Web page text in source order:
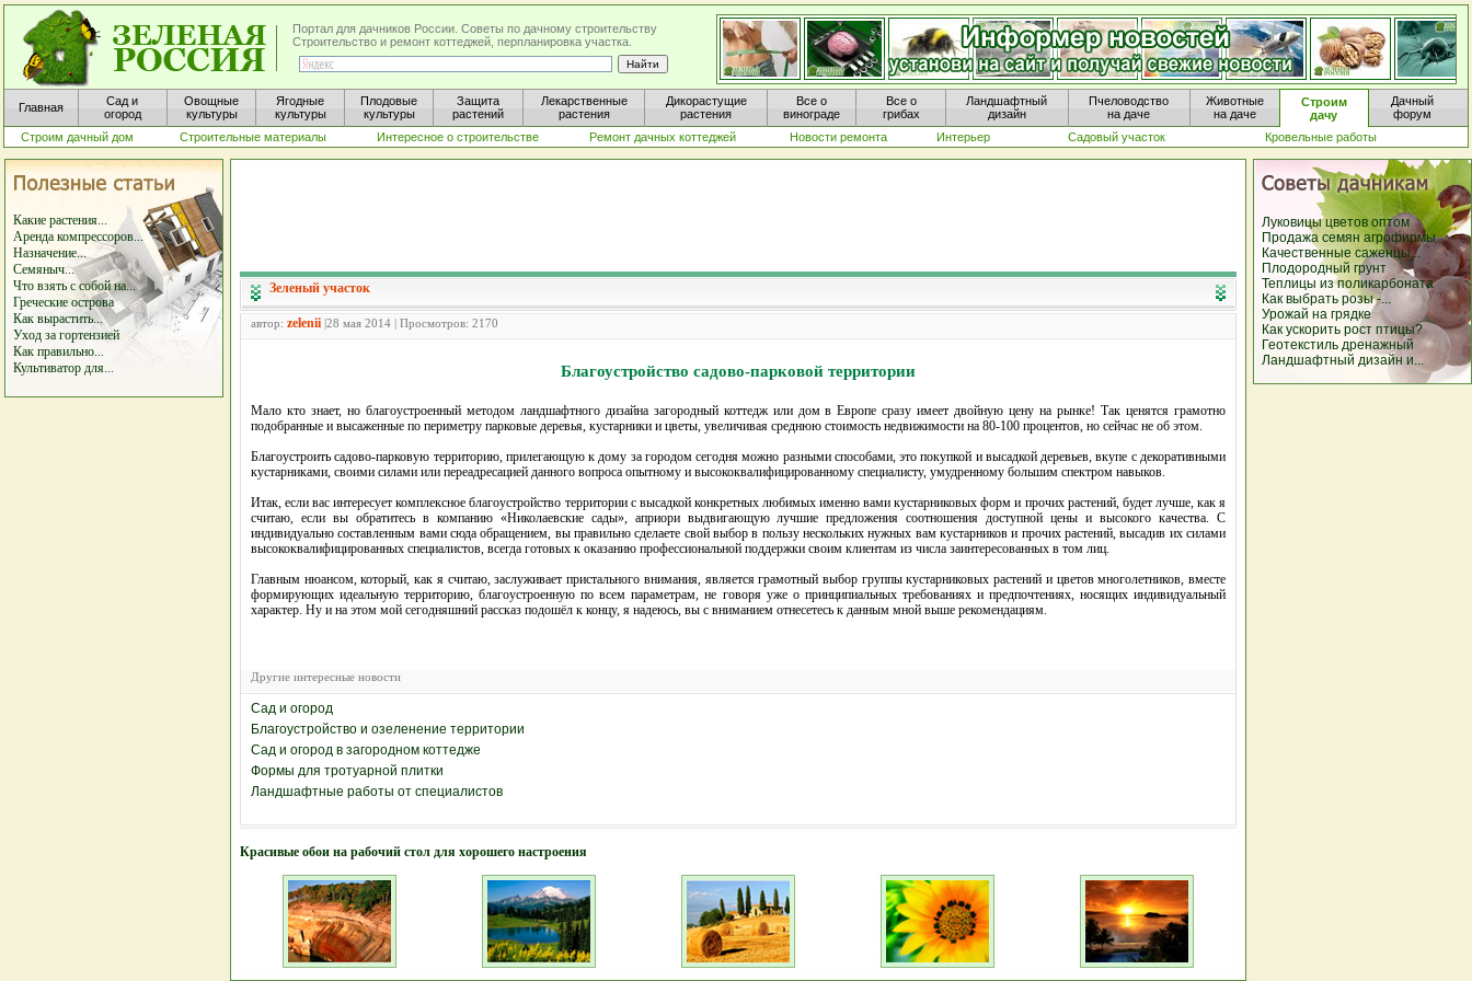
Портал для дачников России. Советы по дачному строительству
Строительство и ремонт коттеджей, перпланировка участка.
Главная
Сад и
огород
Овощные
культуры
Ягодные
культуры
Плодовые
культуры
Защита
растений
Лекарственные
растения
Дикорастущие
растения
Все о
винограде
Все о
грибах
Ландшафтный
дизайн
Пчеловодство
на даче
Животные
на даче
Строим
дачу
Дачный
форум
Строим дачный дом
Строительные материалы Интересное о строительстве Ремонт дачных коттеджей Новости ремонта Интерьер Садовый участок Кровельные работы
Какие растения...
Аренда компрессоров...
Назначение...
Семяныч...
Что взять с собой на...
Греческие острова
Как вырастить...
Уход за гортензией
Как правильно...
Культиватор для...
Луковицы цветов оптом
Продажа семян агрофирмы
Качественные саженцы...
Плодородный грунт
Теплицы из поликарбоната
Как выбрать розы -...
Урожай на грядке
Как ускорить рост птицы?
Геотекстиль дренажный
Ландшафтный дизайн и...
Зеленый участок
автор: zelenii |28 мая 2014 | Просмотров: 2170
Благоустройство садово-парковой территории
Мало кто знает, но благоустроенный методом ландшафтного дизайна загородный коттедж или дом в Европе сразу имеет двойную цену на рынке! Так ценятся грамотно
подобранные и высаженные по периметру парковые деревья, кустарники и цветы, увеличивая среднюю стоимость недвижимости на 80-100 процентов, но сейчас не об этом.
Благоустроить садово-парковую территорию, прилегающую к дому за городом сегодня можно разными способами, это покупкой и высадкой деревьев, вкупе с декоративными
кустарниками, своими силами или переадресацией данного вопроса опытному и высококвалифицированному специалисту, умудренному большим спектром навыков.
Итак, если вас интересует комплексное благоустройство территории с высадкой конкретных любимых именно вами кустарниковых форм и прочих растений, будет лучше, как я
считаю, если вы обратитесь в компанию «Николаевские сады», априори выдвигающую лучшие предложения соотношения доступной цены и высокого качества. С
индивидуально составленным вами сюда обращением, вы правильно сделаете свой выбор в пользу нескольких нужных вам кустарников и прочих растений, высадив их силами
высококвалифицированных специалистов, всегда готовых к оказанию профессиональной поддержки своим клиентам из числа заинтересованных в том лиц.
Главным нюансом, который, как я считаю, заслуживает пристального внимания, является грамотный выбор группы кустарниковых растений и цветов многолетников, вместе
формирующих идеальную территорию, благоустроенную по всем параметрам, не говоря уже о принципиальных требованиях и предпочтениях, носящих индивидуальный
характер. Ну и на этом мой сегодняшний рассказ подошёл к концу, я надеюсь, вы с вниманием отнесетесь к данным мной выше рекомендациям.
Другие интересные новости
Сад и огород
Благоустройство и озеленение территории
Сад и огород в загородном коттедже
Формы для тротуарной плитки
Ландшафтные работы от специалистов
Красивые обои на рабочий стол для хорошего настроения